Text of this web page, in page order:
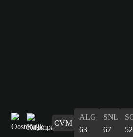
CVM
ALG
63
SNL
67
52